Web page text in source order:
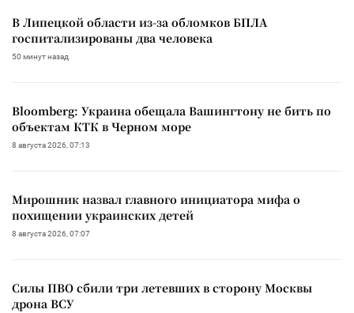
В Липецкой области из-за обломков БПЛА
госпитализированы два человека
50 минут назад
Bloomberg: Украина обещала Вашингтону не бить по
объектам КТК в Черном море
8 августа 2026, 07:13
Мирошник назвал главного инициатора мифа о
похищении украинских детей
8 августа 2026, 07:07
Силы ПВО сбили три летевших в сторону Москвы
дрона ВСУ